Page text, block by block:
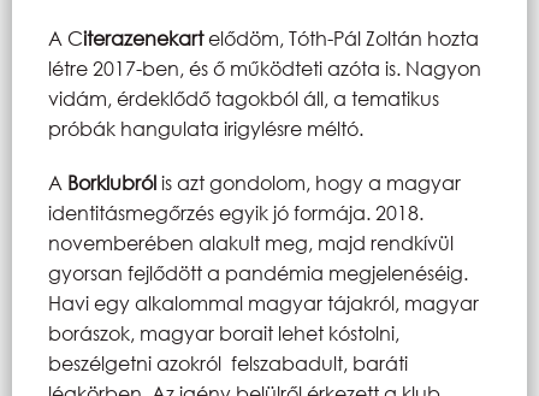
A Citerazenekartelődöm, Tóth-Pál Zoltán hozta
létre 2017-ben, és ő működteti azóta is. Nagyon
vidám, érdeklődő tagokból áll, a tematikus
próbák hangulata irigylésre méltó.
A Borklubrólis azt gondolom, hogy a magyar
identitásmegőrzés egyik jó formája. 2018.
novemberében alakult meg, majd rendkívül
gyorsan fejlődött a pandémia megjelenéséig.
Havi egy alkalommal magyar tájakról, magyar
borászok, magyar borait lehet kóstolni,
beszélgetni azokról felszabadult, baráti